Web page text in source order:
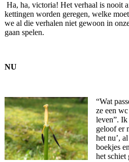
Ha, ha, victoria! Het verhaal is nooit
kettingen worden geregen, welke
we al die verhalen niet gewoon in
gaan spelen.
NU
“Wat
ze een
leven”. Ik
geloof er
het nu’,
boekjes
het schiet